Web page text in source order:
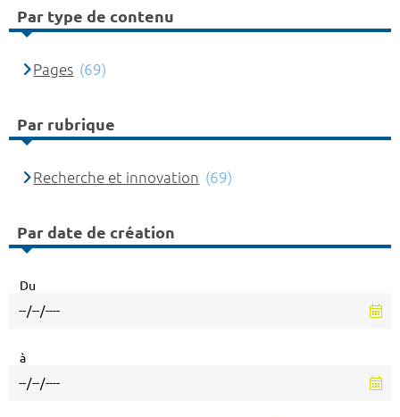
Par type de contenu
Pages (69)
Par rubrique
Recherche et innovation (69)
Par date de création
Du
à